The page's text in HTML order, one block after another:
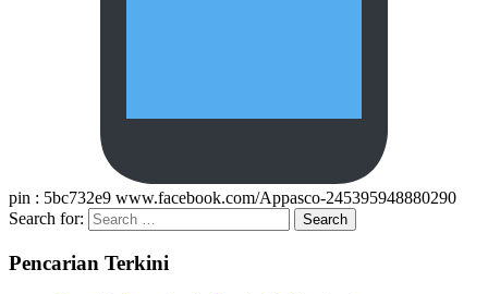
pin : 5bc732e9 www.facebook.com/Appasco-245395948880290
Search for:
Pencarian Terkini